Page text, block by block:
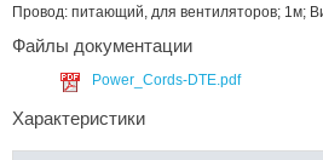
Провод: питающий, для вентиляторов; 1м;
Файлы документации
Power_Cords-DTE.pdf
Характеристики